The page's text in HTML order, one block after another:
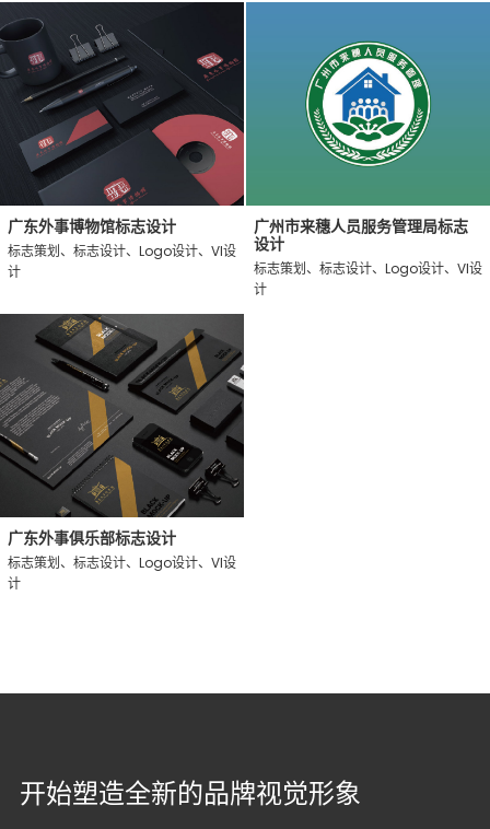
广东外事博物馆标志设计
标志策划、标志设计、Logo设计、VI设
计
广州市来穗人员服务管理局标志
设计
标志策划、标志设计、Logo设计、VI设
计
广东外事俱乐部标志设计
标志策划、标志设计、Logo设计、VI设
计
开始塑造全新的品牌视觉形象